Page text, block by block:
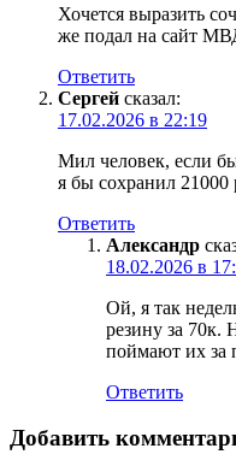
Хочется выразить
же подал на сайт
Ответить
Сергей сказал:
17.02.2026 в 22:19
Мил человек, если
я бы сохранил 21000
Ответить
Александр
18.02.2026 в
Ой, я так
резину за 70к.
поймают их за
Ответить
Добавить